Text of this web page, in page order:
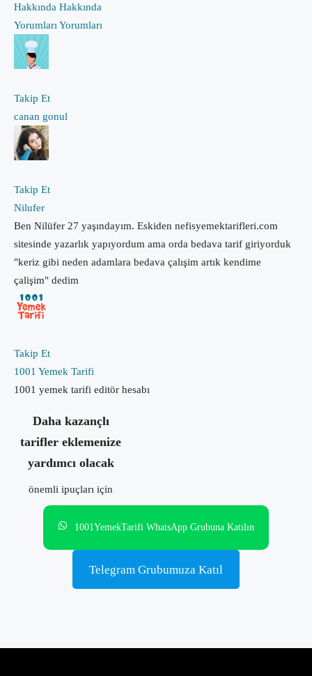
Hakkında Hakkında
Yorumları Yorumları
Takip Et
canan gonul
Takip Et
Nilufer
Ben Nilüfer 27 yaşındayım. Eskiden nefisyemektarifleri.com
sitesinde yazarlık yapıyordum ama orda bedava tarif giriyorduk
"keriz gibi neden adamlara bedava çalışim artık kendime
çalişim" dedim
Takip Et
1001 Yemek Tarifi
1001 yemek tarifi editör hesabı
Daha kazançlı
tarifler eklemenize
yardımcı olacak
önemli ipuçları için
1001YemekTarifi WhatsApp Grubuna Katılın
Telegram Grubumuza Katıl